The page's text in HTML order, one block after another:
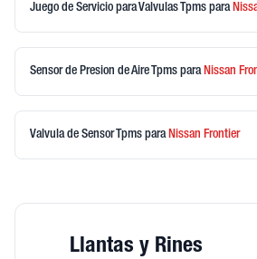
Juego de Servicio para Valvulas Tpms para
Sensor de Presion de Aire Tpms para Nissan
Valvula de Sensor Tpms para Nissan Frontier
Llantas y Rines